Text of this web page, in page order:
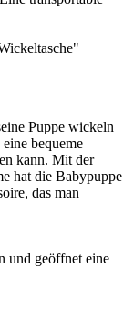
Puppe wickeln
bequeme
kann. Mit der
hat die Babypuppe
das man
und geöffnet eine